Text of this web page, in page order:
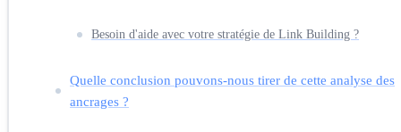
Besoin d'aide avec votre stratégie de Link Building ?
Quelle conclusion pouvons-nous tirer de cette analyse des
ancrages ?